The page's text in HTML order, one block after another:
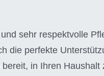
sehr respektvolle
die perfekte
in Ihren